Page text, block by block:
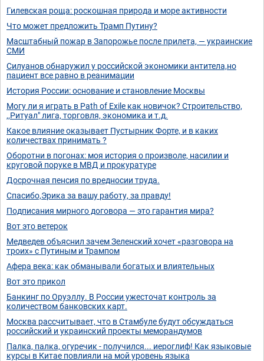
Гилевская роща: роскошная природа и море активности
Что может предложить Трамп Путину?
Масштабный пожар в Запорожье после прилета, — украинские
СМИ
Силуанов обнаружил у российской экономики антитела,но
пациент все равно в реанимации
История России: основание и становление Москвы
Могу ли я играть в Path of Exile как новичок? Строительство,
,,Ритуал" лига, торговля, экономика и т.д.
Какое влияние оказывает Пустырник Форте, и в каких
количествах принимать ?
Оборотни в погонах: моя история о произволе, насилии и
круговой поруке в МВД и прокуратуре
Досрочная пенсия по вредносии труда.
Спасибо,Эрика за вашу работу, за правду!
Подписания мирного договора — это гарантия мира?
Вот это ветерок
Медведев объяснил зачем Зеленский хочет «разговора на
троих» с Путиным и Трампом
Афера века: как обманывали богатых и влиятельных
Вот это прикол
Банкинг по Оруэллу. В России ужесточат контроль за
количеством банковских карт.
Москва рассчитывает, что в Стамбуле будут обсуждаться
российский и украинский проекты меморандумов
Палка, палка, огуречик - получился... иероглиф! Как языковые
курсы в Китае повлияли на мой уровень языка